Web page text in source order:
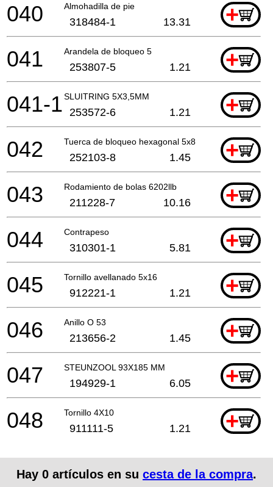
Almohadilla de pie +
040 318484-1 13.31
Arandela de bloqueo 5 +
041 253807-5 1.21
SLUITRING 5X3,5MM +
041-1 253572-6 1.21
Tuerca de bloqueo hexagonal 5x8 +
042 252103-8 1.45
Rodamiento de bolas 6202llb +
043 211228-7 10.16
Contrapeso +
044 310301-1 5.81
Tornillo avellanado 5x16 +
045 912221-1 1.21
Anillo O 53 +
046 213656-2 1.45
STEUNZOOL 93X185 MM +
047 194929-1 6.05
Tornillo 4X10 +
048 911111-5 1.21
Hay 0 artículos en su cesta de la compra.